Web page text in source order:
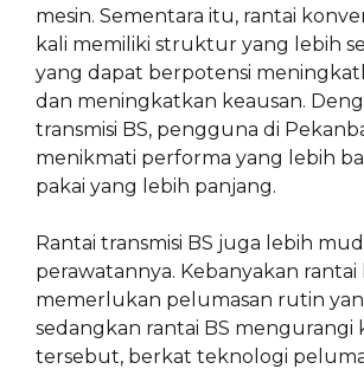
mesin. Sementara itu, rantai
kali memiliki struktur yang lebih
yang dapat berpotensi
dan meningkatkan keausan.
transmisi BS, pengguna di
menikmati performa yang lebih
pakai yang lebih panjang.
Rantai transmisi BS juga lebih
perawatannya. Kebanyakan rantai
memerlukan pelumasan rutin
sedangkan rantai BS
tersebut, berkat teknologi